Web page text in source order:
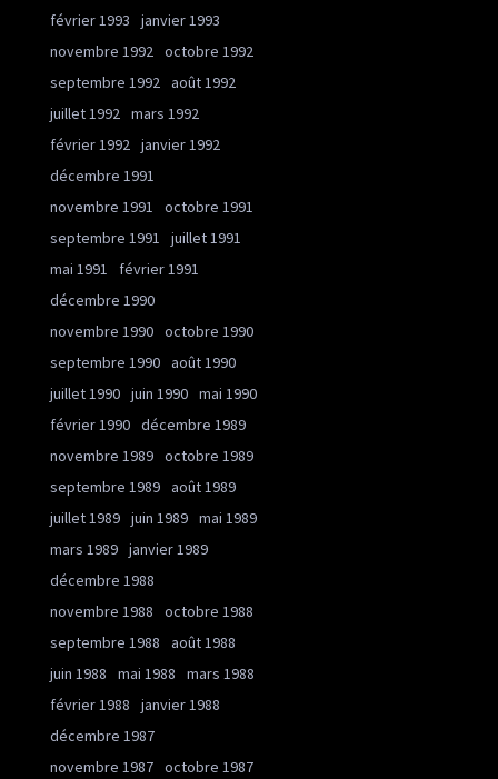
février 1993
janvier 1993
novembre 1992 octobre 1992
septembre 1992 août 1992
juillet 1992 mars 1992
février 1992 janvier 1992
décembre 1991
novembre 1991
octobre 1991
septembre 1991
juillet 1991
mai 1991
février 1991
décembre 1990
novembre 1990 octobre 1990
septembre 1990 août 1990
juillet 1990 juin 1990 mai 1990
février 1990 décembre 1989
novembre 1989 octobre 1989
septembre 1989 août 1989
juillet 1989 juin 1989 mai 1989
mars 1989 janvier 1989
décembre 1988
novembre 1988
octobre 1988
septembre 1988
août 1988
juin 1988
mai 1988
mars 1988
février 1988
janvier 1988
décembre 1987
novembre 1987 octobre 1987